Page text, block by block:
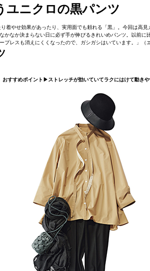
ユニクロの黒パンツ
着やせ効果があったり、実用面でも頼れる「黒」。今回は高見
かなか決まらない日に必ず手が伸びるきれいめパンツ。以前
プレスも消えにくくなったので、ガシガシはいています。」（
おすすめポイント▶︎ストレッチが効いていてラクにはけて動き